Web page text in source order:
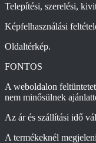
Telepítési, szerelési,
Képfelhasználási
Oldaltérkép.
FONTOS
A weboldalon
nem minősülnek
Az ár és szállítási idő
A termékeknél